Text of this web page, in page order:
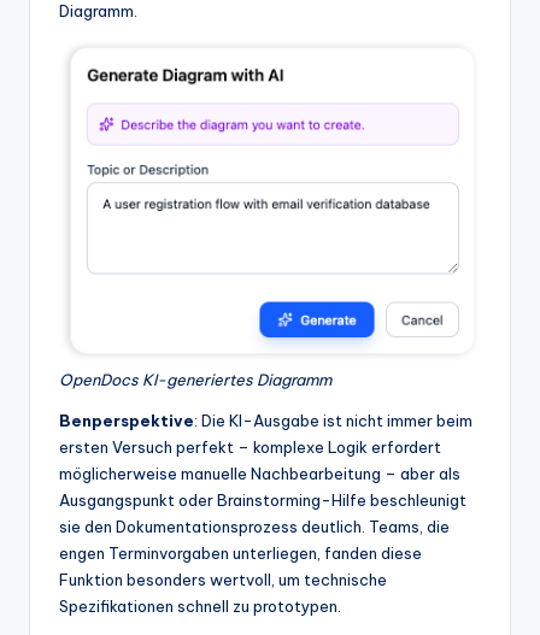
Diagramm.
OpenDocs KI-generiertes Diagramm
Benperspektive: Die KI-Ausgabe ist nicht immer beim
ersten Versuch perfekt – komplexe Logik erfordert
möglicherweise manuelle Nachbearbeitung – aber als
Ausgangspunkt oder Brainstorming-Hilfe beschleunigt
sie den Dokumentationsprozess deutlich. Teams, die
engen Terminvorgaben unterliegen, fanden diese
Funktion besonders wertvoll, um technische
Spezifikationen schnell zu prototypen.